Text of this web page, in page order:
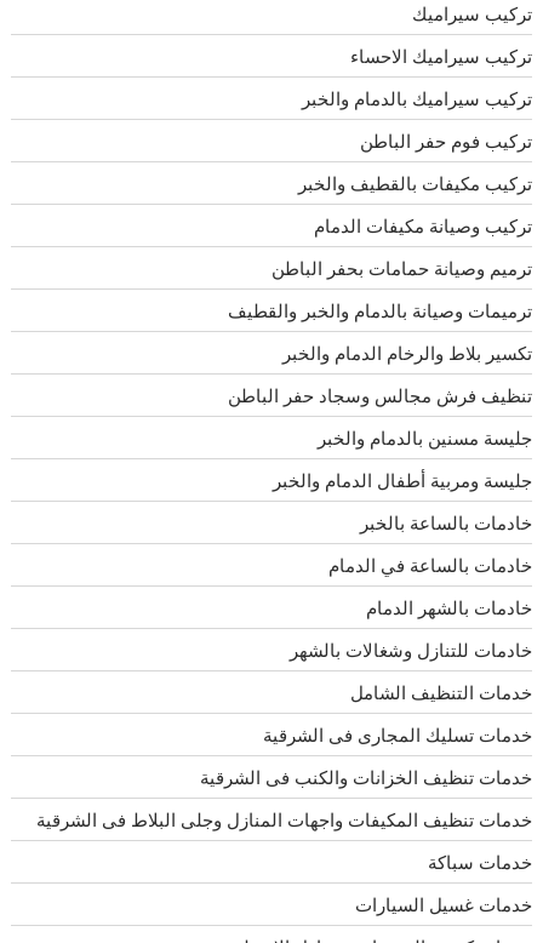
تركيب سيراميك
تركيب سيراميك الاحساء
تركيب سيراميك بالدمام والخبر
تركيب فوم حفر الباطن
تركيب مكيفات بالقطيف والخبر
تركيب وصيانة مكيفات الدمام
ترميم وصيانة حمامات بحفر الباطن
ترميمات وصيانة بالدمام والخبر والقطيف
تكسير بلاط والرخام الدمام والخبر
تنظيف فرش مجالس وسجاد حفر الباطن
جليسة مسنين بالدمام والخبر
جليسة ومربية أطفال الدمام والخبر
خادمات بالساعة بالخبر
خادمات بالساعة في الدمام
خادمات بالشهر الدمام
خادمات للتنازل وشغالات بالشهر
خدمات التنظيف الشامل
خدمات تسليك المجارى فى الشرقية
خدمات تنظيف الخزانات والكنب فى الشرقية
خدمات تنظيف المكيفات واجهات المنازل وجلى البلاط فى الشرقية
خدمات سباكة
خدمات غسيل السيارات